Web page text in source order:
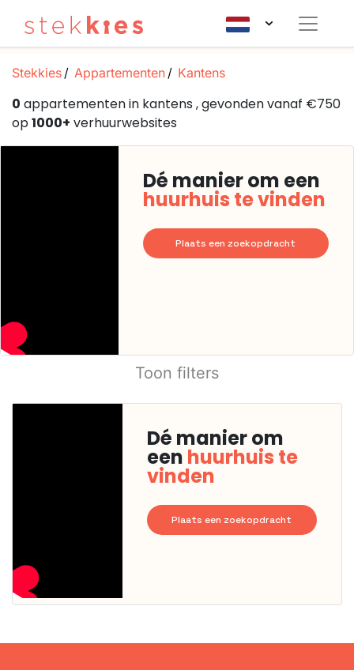
Stekkies Appartementen Kantens
0 appartementen in kantens , gevonden vanaf €750
op1000+ verhuurwebsites
Dé manier om een
huurhuis te vinden
Plaats een zoekopdracht
Toon filters
Dé manier om
een huurhuis te
vinden
Plaats een zoekopdracht